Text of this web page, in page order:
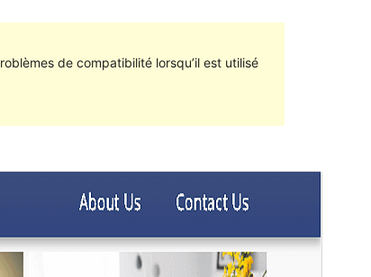
de compatibilité lorsqu’il est utilisé
18 février 2024
installations
Moins de 10